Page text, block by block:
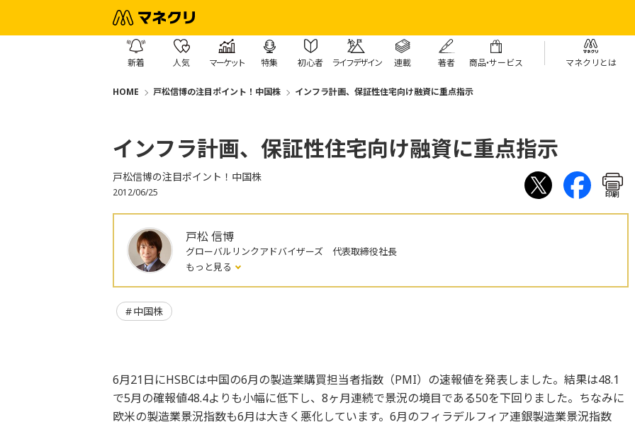
新着 人気 マーケット 特集 初心者 ライフデザイン 連載 著者 商品・サービス マネクリとは
HOME 戸松信博の注目ポイント！中国株 インフラ計画、保証性住宅向け融資に重点指示
インフラ計画、保証性住宅向け融資に重点指示
戸松信博の注目ポイント！中国株
2012/06/25 印刷
戸松 信博
グローバルリンクアドバイザーズ 代表取締役社長
もっと見る
中国株
6月21日にHSBCは中国の6月の製造業購買担当者指数（PMI）の速報値を発表しました。結果は48.1
で5月の確報値48.4よりも小幅に低下し、8ヶ月連続で景況の境目である50を下回りました。ちなみに
欧米の製造業景況指数も6月は大きく悪化しています。6月のフィラデルフィア連銀製造業景況指数